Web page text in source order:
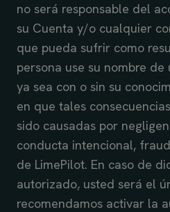
no será responsable del
su Cuenta y/o cualquier
que pueda sufrir como
persona use su nombre
ya sea con o sin su
en que tales
sido causadas por
conducta intencional,
de LimePilot. En caso de
autorizado, usted será el
recomendamos activar la